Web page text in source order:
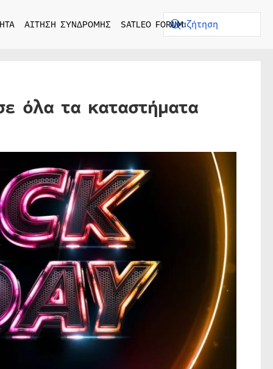
ΑΙΤΗΣΗ ΣΥΝΔΡΟΜΗΣ SATLEO FORUM
όλα τα καταστήματα